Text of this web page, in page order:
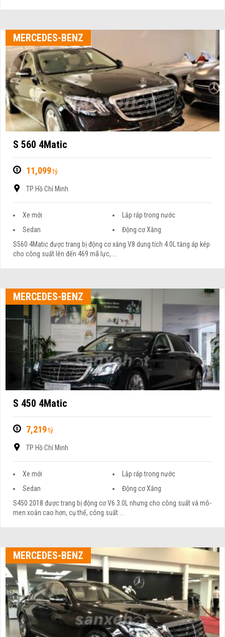
MERCEDES-BENZ
S 560 4Matic
11,099tỷ
TP Hồ Chí Minh
Xe mới
Lắp ráp trong nước
Sedan
Động cơ Xăng
S560 4Matic được trang bị động cơ xăng V8 dung tích 4.0L tăng áp kép
cho công suất lên đến 469 mã lực, ...
MERCEDES-BENZ
S 450 4Matic
7,219tỷ
TP Hồ Chí Minh
Xe mới
Lắp ráp trong nước
Sedan
Động cơ Xăng
S450 2018 được trang bị động cơ V6 3.0L nhưng cho công suất và mô-
men xoắn cao hơn, cụ thể, công suất ...
MERCEDES-BENZ